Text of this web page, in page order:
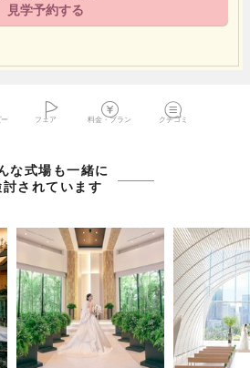
見学予約する
フェア 料金・プラン クチコミ
な式場も一緒に
討されています